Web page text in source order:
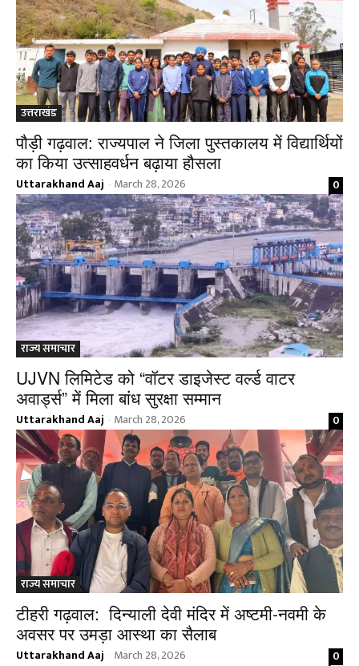
उत्तराखंड
पौड़ी गढ़वाल: राज्यपाल ने जिला पुस्तकालय में विद्यार्थियों
का किया उत्साहवर्धन बढ़ाया हौसला
Uttarakhand Aaj - March 28, 2026 0
राज्य समाचार
UJVN लिमिटेड को “वॉटर डाइजेस्ट वर्ल्ड वाटर
अवार्ड्स” में मिला बांध सुरक्षा सम्मान
Uttarakhand Aaj - March 28, 2026 0
राज्य समाचार
टीहरी गढ़वाल: दिन्याली देवी मंदिर में अष्टमी-नवमी के
अवसर पर उमड़ा आस्था का सैलाब
Uttarakhand Aaj - March 28, 2026 0